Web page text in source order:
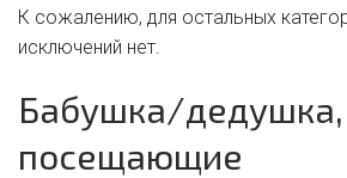
К сожалению, для остальных
исключений нет.
Бабушка/дедушка,
посещающие